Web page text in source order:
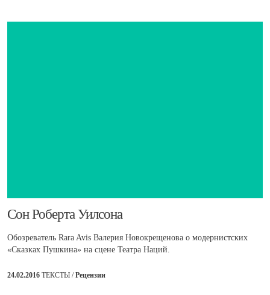
​Сон Роберта Уилсона
Обозреватель Rara Avis Валерия Новокрещенова о модернистских
«Сказках Пушкина» на сцене Театра Наций.
24.02.2016 ТЕКСТЫ /Рецензии